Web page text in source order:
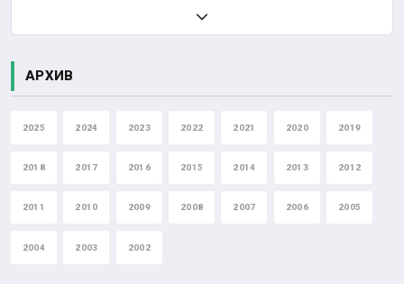
АРХИВ
2025 2024 2023 2022 2021 2020 2019
2018 2017 2016 2015 2014 2013 2012
2011 2010 2009 2008 2007 2006 2005
2004 2003 2002